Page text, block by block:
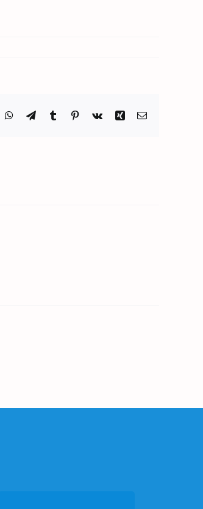
WhatsApp
TelegramTumblr Pinterest
Vk Xing Email